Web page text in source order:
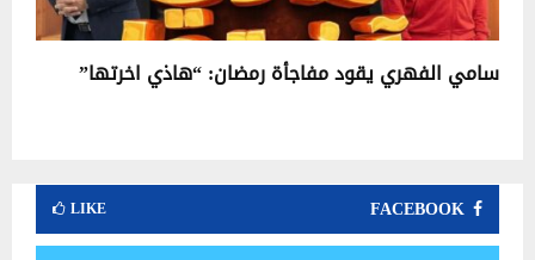
سامي الفهري يقود مفاجأة رمضان: “هاذي اخرتها”
FACEBOOK
LIKE